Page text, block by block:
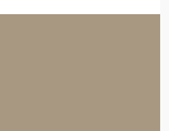
Prajem vam este veľa ta ...